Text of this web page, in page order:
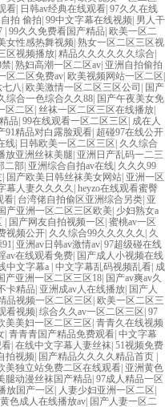
看| 日韩av经典在线观看| 97久久在线
拍 偷拍| 99中文字幕在线视频| 男人干
| 99久久免费看国产精品| 欧美一区二
女性感热舞视频| 熟女一区二区三区视
区视频播放| 精品久久久久久久综合|
禁| 熟妇高潮一区二区av| 亚洲自拍偷拍
区二区免费av| 欧美视频网站一区二区|
八| 欧美激情一区二区三区公司 | 国产
综合一色综合久久88| 国产午夜美女免
区二区| 丝袜一区二区三区在线播放|
品| 99在线观看一区二区三区| 成在人
91精品对白露脸观看| 超碰97在线公开
线| 日韩欧美一区二区三区| 久久综合
放亚洲丝袜美腿| 亚洲日产乱码一二三
二部| 亚洲综合自拍av在线| 久久久99
| 国产欧美日韩丝袜美女网站| 亚洲一区
幕人妻久久久久 | heyzo在线观看蜜臀
看| 台湾佬自拍偷区亚洲综合另类| 亚
产亚洲一区二区三区欧美| 少妇熟女a
| 国产网友自拍视频一区| 蜜桃av一区
视频公开| 久久综合99久久久久久 | 久
| 亚洲av日韩av激情av| 97超级碰在线
av在线观看免费| 国产成人小视频在线
中文字幕a | 中文字幕乱码视频乱看| 成
产亚洲一区二区三区18| 国产av爽av久
卡精品| 亚洲成av人在线播放| 国产人
品视频一区二区三区| 欧美一区二区三
看视频| 综合久久av一区二区三区| 97
美美妇一区二区三区| 青青久在线视频
| 青青青国产精品免费观看| 中文字幕
| 在线中文字幕人妻丝袜| 51视频免费
拍视频| 国产精品久久久久精品首页 |
美独立站免费二区在线观看| 亚洲黄色
腿动漫丝袜国产精品| 97成人精品一区
放国产一区| 人妻少妇亚洲一区二区|
黄色成人在线播放av| 国产人妻一区二